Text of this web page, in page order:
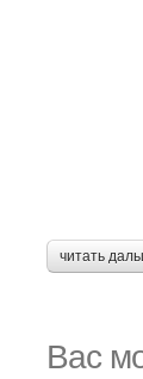
читать
Вас